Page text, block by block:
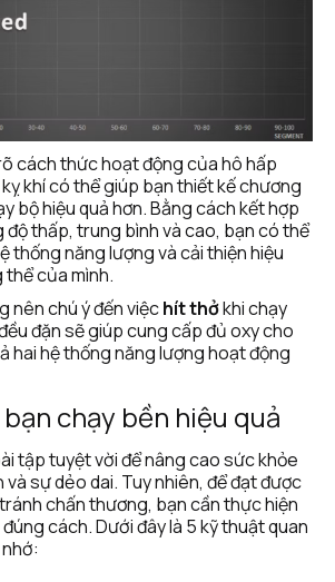
cách thức hoạt động của hô hấp
khí có thể giúp bạn thiết kế chương
bộ hiệu quả hơn. Bằng cách kết hợp
thấp, trung bình và cao, bạn có thể
thống năng lượng và cải thiện hiệu
của mình.
nên chú ý đến việc hít thở khi chạy
đặn sẽ giúp cung cấp đủ oxy cho
hai hệ thống năng lượng hoạt động
chạy bền hiệu quả
tập tuyệt vời để nâng cao sức khỏe
sự dẻo dai. Tuy nhiên, để đạt được
chấn thương, bạn cần thực hiện
cách. Dưới đây là 5 kỹ thuật quan